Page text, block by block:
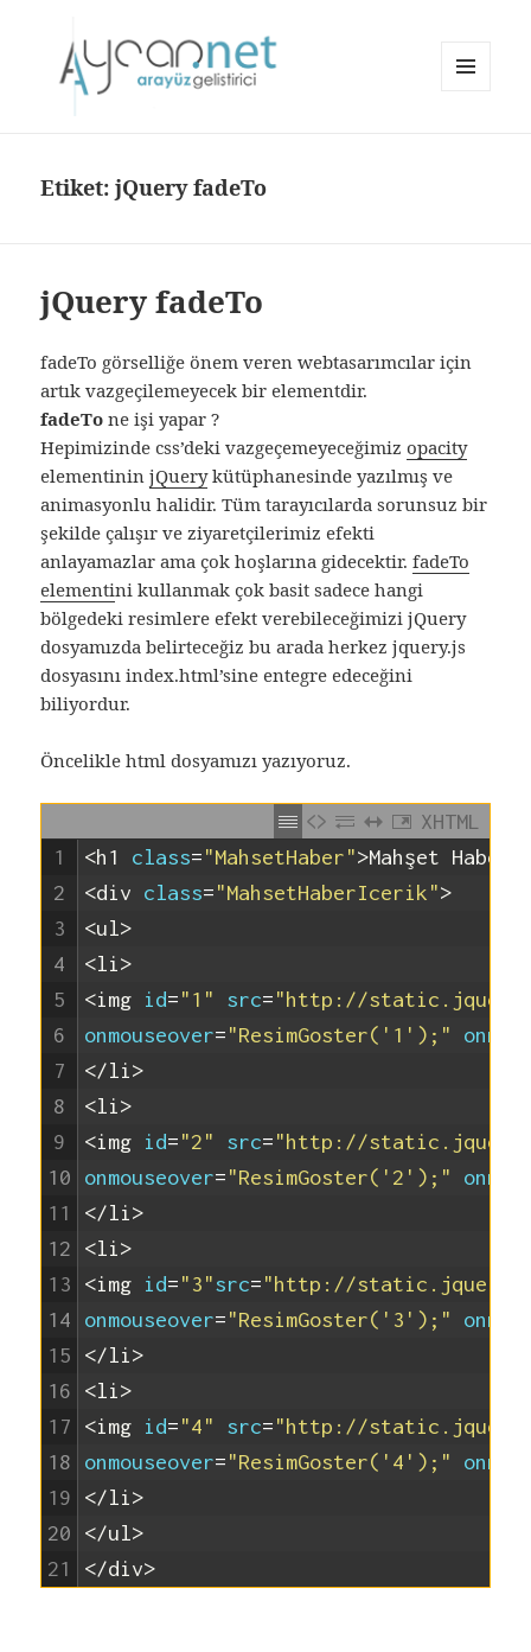
Etiket:jQuery fadeTo
jQuery fadeTo
fadeTo görselliğe önem veren webtasarımcılar için
artık vazgeçilemeyecek bir elementdir.
fadeTone işi yapar ?
Hepimizinde css’deki vazgeçemeyeceğimizopacity
elementininjQuerykütüphanesinde yazılmış ve
animasyonlu halidir. Tüm tarayıcılarda sorunsuz bir
şekilde çalışır ve ziyaretçilerimiz efekti
anlayamazlar ama çok hoşlarına gidecektir.fadeTo
elementini kullanmak çok basit sadece hangi
bölgedeki resimlere efekt verebileceğimizi jQuery
dosyamızda belirteceğiz bu arada herkez jquery.js
dosyasını index.html’sine entegre edeceğini
biliyordur.
Öncelikle html dosyamızı yazıyoruz.
XHTML
1
2
3
4
5
6
7
8
9
10
11
12
13
14
15
16
17
18
19
20
21
<h1 class="MahsetHaber">Mahşet
<div class="MahsetHaberIcerik">
<ul>
<li>
<img id="1" src="http://
onmouseover="ResimGoster('1');"
</li>
<li>
<img id="2" src="http://
onmouseover="ResimGoster('2');"
</li>
<li>
<img id="3"src="http://
onmouseover="ResimGoster('3');"
</li>
<li>
<img id="4" src="http://
onmouseover="ResimGoster('4');"
</li>
</ul>
</div>